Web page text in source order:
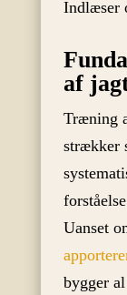
Indlæser
af
Træning
strækker
Uanset
bygger